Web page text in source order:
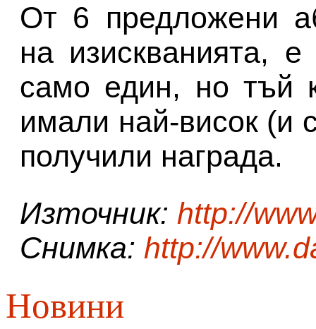
От 6 предложени
на изискванията,
само един, но тъй
имали най-висок (и
получили награда.
Източник: http://
Снимка: http://
Новини